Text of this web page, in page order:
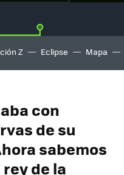
Z Eclipse Mapa
con
de su
sabemos
de la